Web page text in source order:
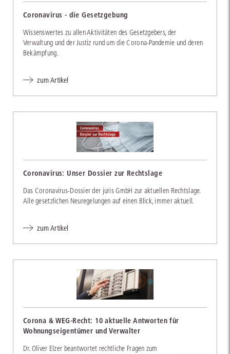
Coronavirus - die Gesetzgebung
Wissenswertes zu allen Aktivitäten des Gesetzgebers, der
Verwaltung und der Justiz rund um die Corona-Pandemie und deren
Bekämpfung.
zum Artikel
Coronavirus: Unser Dossier zur Rechtslage
Das Coronavirus-Dossier der juris GmbH zur aktuellen Rechtslage.
Alle gesetzlichen Neuregelungen auf einen Blick, immer aktuell.
zum Artikel
Corona & WEG-Recht: 10 aktuelle Antworten für
Wohnungseigentümer und Verwalter
Dr. Oliver Elzer beantwortet rechtliche Fragen zum